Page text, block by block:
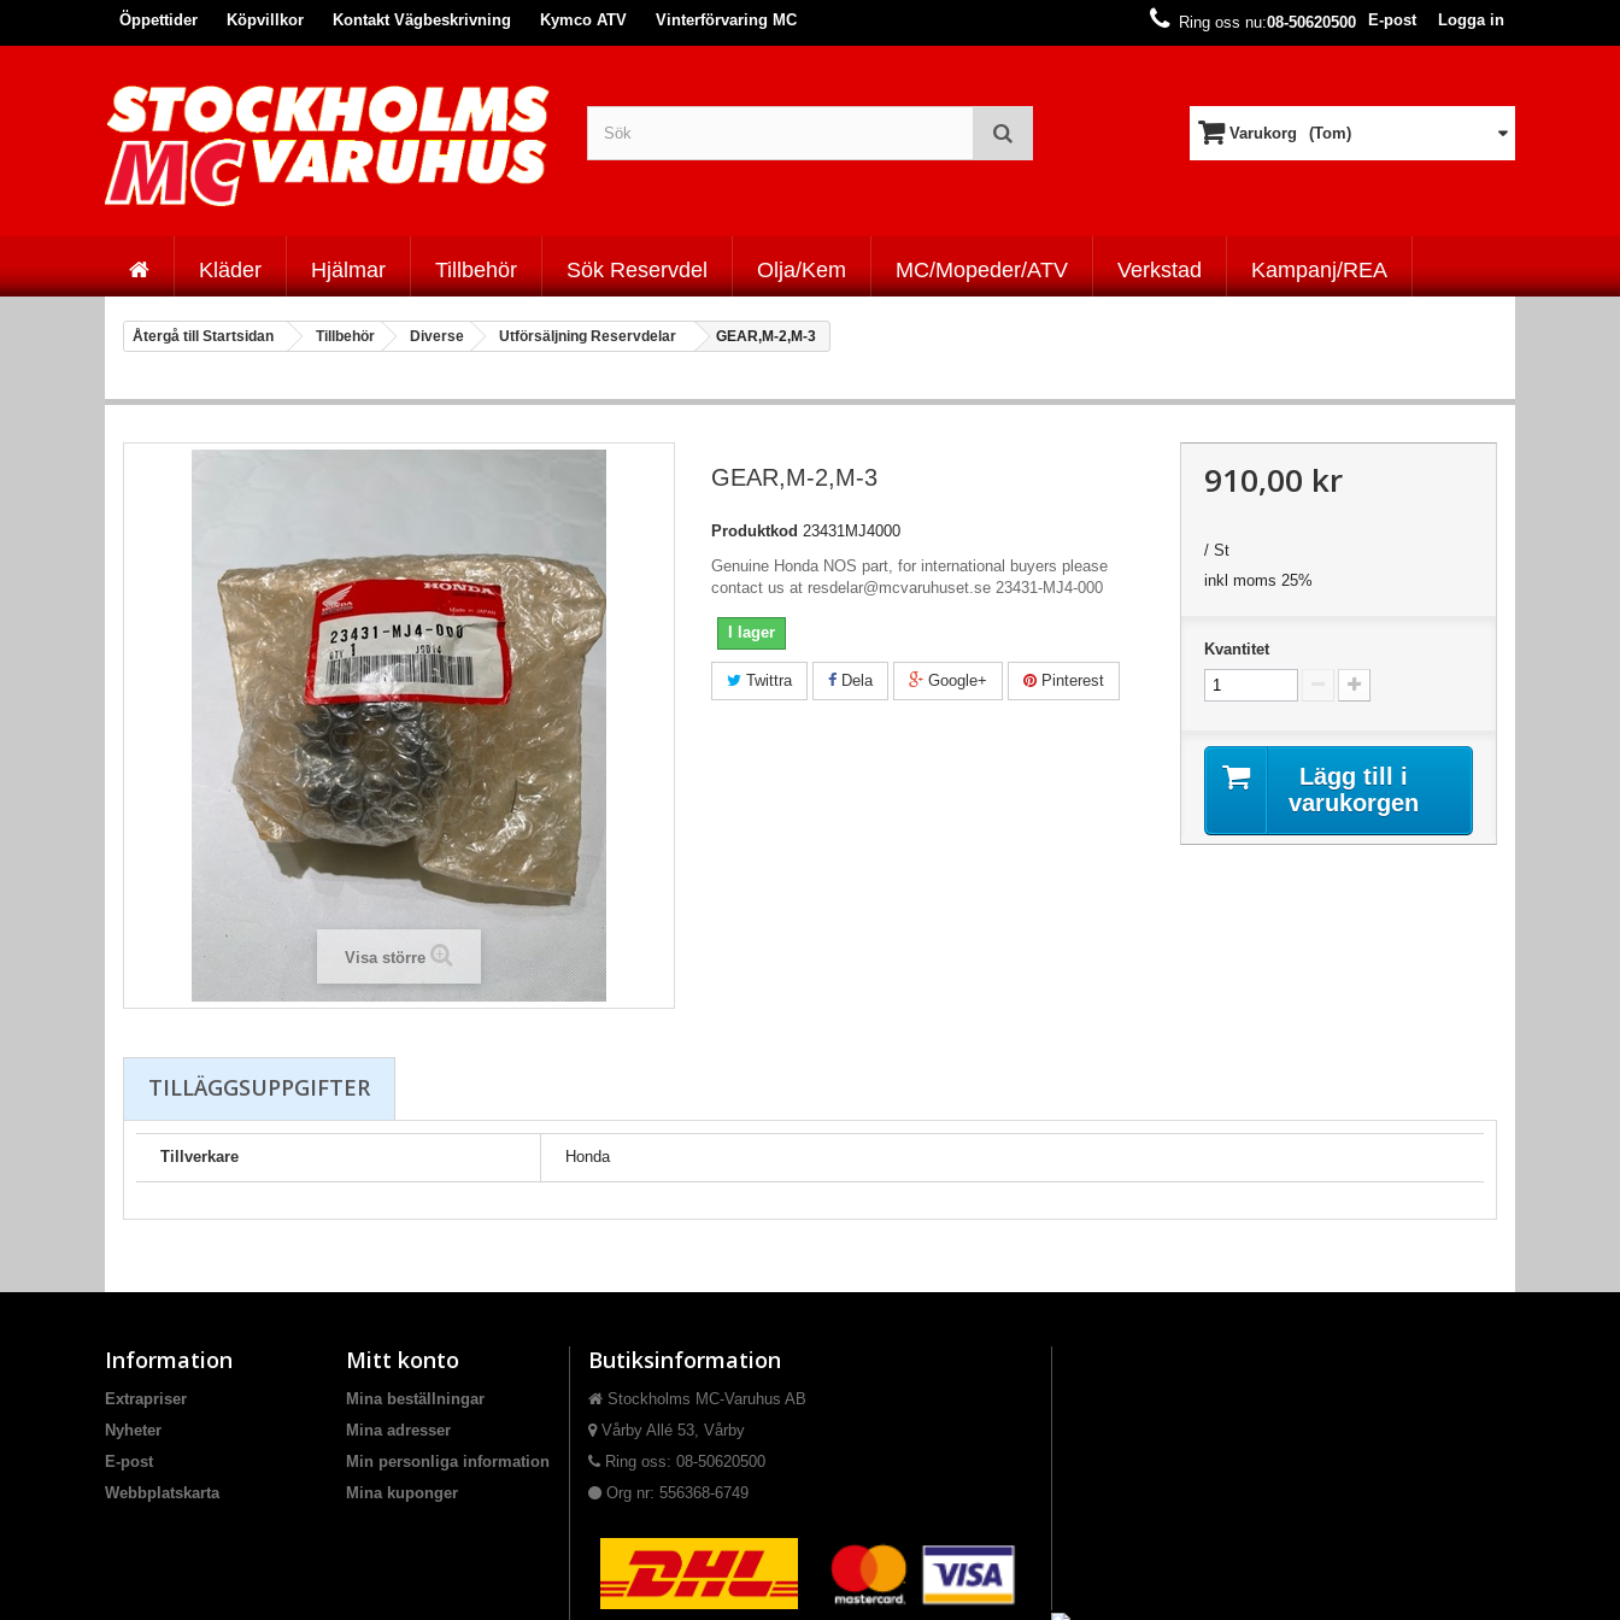
Öppettider Köpvillkor Kontakt Vägbeskrivning Kymco ATV Vinterförvaring MC Logga in
E-post
Ring oss nu:08-50620500
Varukorg (Tom)
Kläder Hjälmar Tillbehör Sök Reservdel Olja/Kem MC/Mopeder/ATV Verkstad Kampanj/REA
Återgå till Startsidan Tillbehör Diverse Utförsäljning Reservdelar GEAR,M-2,M-3
Visa större
GEAR,M-2,M-3
Produktkod 23431MJ4000
Genuine Honda NOS part, for international buyers please
contact us at resdelar@mcvaruhuset.se 23431-MJ4-000
I lager
Twittra Dela Google+ Pinterest
910,00 kr
/ St
inkl moms 25%
Kvantitet
Lägg till i
varukorgen
TILLÄGGSUPPGIFTER
Tillverkare Honda
Information
Extrapriser
Nyheter
E-post
Webbplatskarta
Mitt konto
Mina beställningar
Mina adresser
Min personliga information
Mina kuponger
Butiksinformation
Stockholms MC-Varuhus AB
Vårby Allé 53, Vårby
Ring oss: 08-50620500
Org nr: 556368-6749